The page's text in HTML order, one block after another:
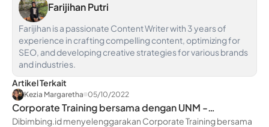
Farijihan Putri
Farijihan is a passionate Content Writer with 3 years of
experience in crafting compelling content, optimizing for
SEO, and developing creative strategies for various brands
and industries.
Artikel Terkait
Kezia Margaretha 05/10/2022
Corporate Training bersama dengan UNM -
dibimbing.id
Dibimbing.id menyelenggarakan Corporate Training bersama